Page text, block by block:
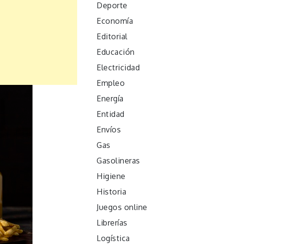
Deporte
Economía
Editorial
Educación
Electricidad
Empleo
Energía
Entidad
Envíos
Gas
Gasolineras
Higiene
Historia
Juegos online
Librerías
Logística